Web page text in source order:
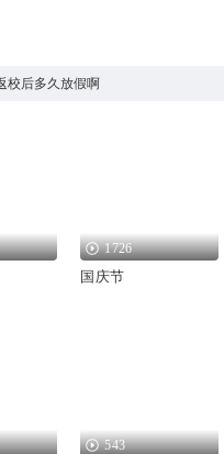
校后多久放假啊
1726
国庆节
543